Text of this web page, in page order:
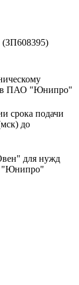
(ЗП608395)
ПАО "Юнипро"
срока подачи
до
для нужд
"Юнипро"